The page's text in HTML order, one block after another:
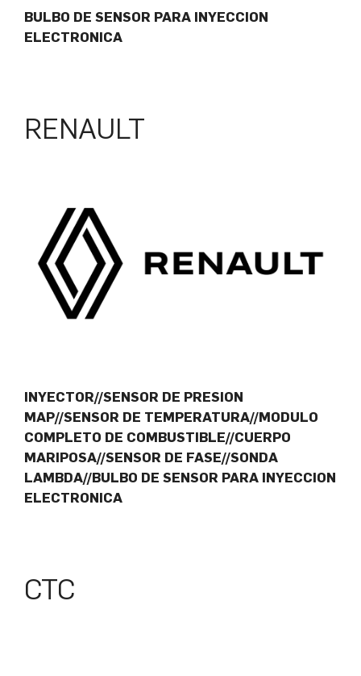
BULBO DE SENSOR PARA INYECCION
ELECTRONICA
RENAULT
INYECTOR//SENSOR DE PRESION
MAP//SENSOR DE TEMPERATURA//MODULO
COMPLETO DE COMBUSTIBLE//CUERPO
MARIPOSA//SENSOR DE FASE//SONDA
LAMBDA//BULBO DE SENSOR PARA INYECCION
ELECTRONICA
CTC